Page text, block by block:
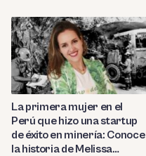
La primera mujer en el
Perú que hizo una startup
de éxito en minería: Conoce
la historia de Melissa